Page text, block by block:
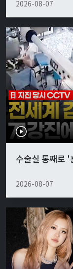
2026-08-07
수술실 통째로
2026-08-07